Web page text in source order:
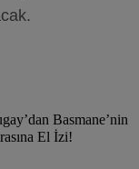
Basmane’nin
El İzi!